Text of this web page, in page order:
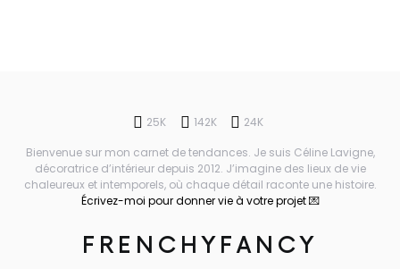
25K 142K
24K
Bienvenue sur mon carnet de tendances. Je suis Céline Lavigne,
décoratrice d’intérieur depuis 2012. J’imagine des lieux de vie
chaleureux et intemporels, où chaque détail raconte une histoire.
Écrivez-moi pour donner vie à votre projet 💌
FRENCHYFANCY